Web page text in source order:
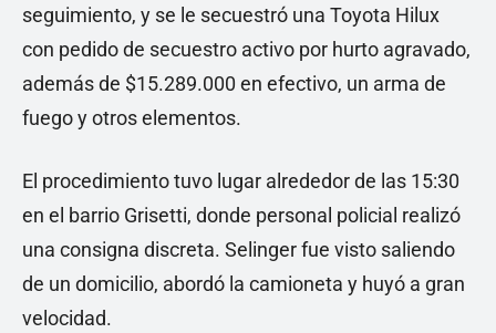
seguimiento, y se le secuestró una Toyota Hilux
con pedido de secuestro activo por hurto agravado,
además de $15.289.000 en efectivo, un arma de
fuego y otros elementos.
El procedimiento tuvo lugar alrededor de las 15:30
en el barrio Grisetti, donde personal policial realizó
una consigna discreta. Selinger fue visto saliendo
de un domicilio, abordó la camioneta y huyó a gran
velocidad.